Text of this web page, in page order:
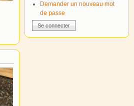
Demander un nouveau mot
de passe